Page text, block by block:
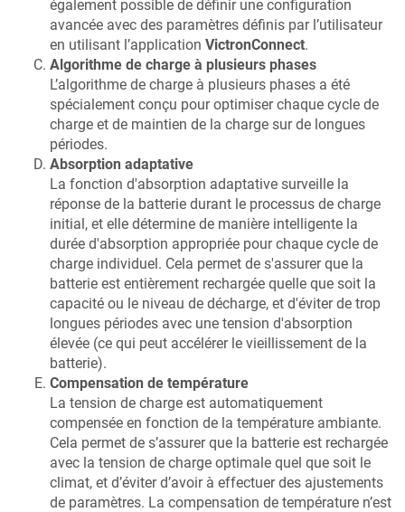
également possible de définir une configuration
avancée avec des paramètres définis par l’utilisateur
en utilisant l’application VictronConnect.
Algorithme de charge à plusieurs phases
L’algorithme de charge à plusieurs phases a été
spécialement conçu pour optimiser chaque cycle de
charge et de maintien de la charge sur de longues
périodes.
Absorption adaptative
La fonction d'absorption adaptative surveille la
réponse de la batterie durant le processus de charge
initial, et elle détermine de manière intelligente la
durée d'absorption appropriée pour chaque cycle de
charge individuel. Cela permet de s'assurer que la
batterie est entièrement rechargée quelle que soit la
capacité ou le niveau de décharge, et d'éviter de trop
longues périodes avec une tension d'absorption
élevée (ce qui peut accélérer le vieillissement de la
batterie).
Compensation de température
La tension de charge est automatiquement
compensée en fonction de la température ambiante.
Cela permet de s’assurer que la batterie est rechargée
avec la tension de charge optimale quel que soit le
climat, et d’éviter d’avoir à effectuer des ajustements
de paramètres. La compensation de température n’est